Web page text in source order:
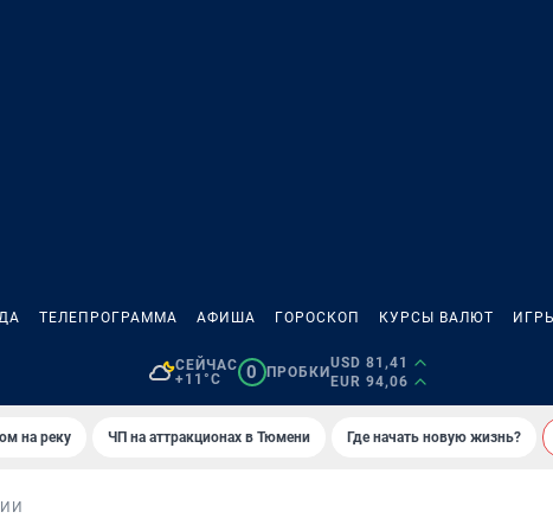
ТЕЛЕПРОГРАММА АФИША ГОРОСКОП КУРСЫ ВАЛЮТ ИГРЫ
СЕЙЧАС
+11°C
0 ПРОБКИ
USD 81,41
EUR 94,06
на реку ЧП на аттракционах в Тюмени Где начать новую жизнь?